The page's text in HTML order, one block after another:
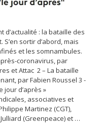
d’actualité : la bataille des
sortir d’abord, mais
et les somnambules.
coronavirus, par
et Attac 2 – La bataille
par Fabien Roussel 3 -
jour d’après »
associatives et
Martinez (CGT),
(Greenpeace) et …